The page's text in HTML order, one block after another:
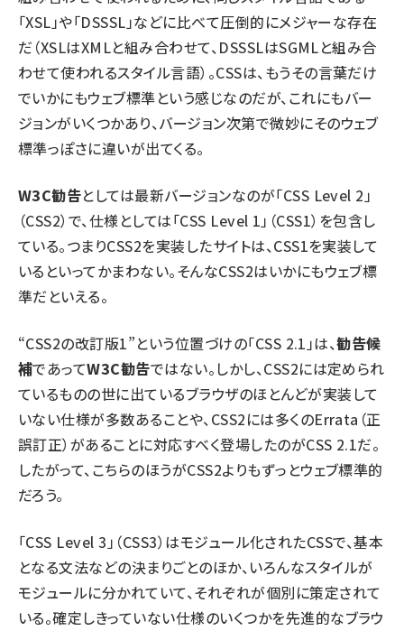
「XSL」や「DSSSL」などに比べて圧倒的にメジャーな存在
だ（XSLはXMLと組み合わせて、DSSSLはSGMLと組み合
わせて使われるスタイル言語）。CSSは、もうその言葉だけ
でいかにもウェブ標準という感じなのだが、これにもバー
ジョンがいくつかあり、バージョン次第で微妙にそのウェブ
標準っぽさに違いが出てくる。
W3C勧告としては最新バージョンなのが「CSS Level 2」
（CSS2）で、仕様としては「CSS Level 1」（CSS1）を包含し
ている。つまりCSS2を実装したサイトは、CSS1を実装して
いるといってかまわない。そんなCSS2はいかにもウェブ標
準だといえる。
“CSS2の改訂版1”という位置づけの「CSS 2.1」は、勧告候
補であってW3C勧告ではない。しかし、CSS2には定められ
ているものの世に出ているブラウザのほとんどが実装して
いない仕様が多数あることや、CSS2には多くのErrata（正
誤訂正）があることに対応すべく登場したのがCSS 2.1だ。
したがって、こちらのほうがCSS2よりもずっとウェブ標準的
だろう。
「CSS Level 3」（CSS3）はモジュール化されたCSSで、基本
となる文法などの決まりごとのほか、いろんなスタイルが
モジュールに分かれていて、それぞれが個別に策定されて
いる。確定しきっていない仕様のいくつかを先進的なブラウ